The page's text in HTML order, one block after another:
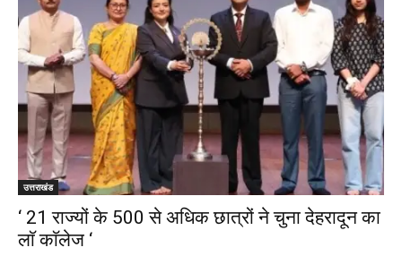
उत्तराखंड
‘ 21 राज्यों के 500 से अधिक छात्रों ने चुना देहरादून का
लाॅ काॅलेज ‘